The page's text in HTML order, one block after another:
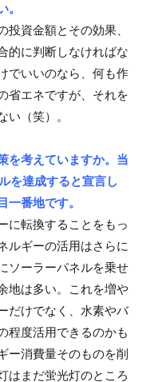
。
投資金額とその効果、
的に判断しなければな
でいいのなら、何も作
省エネですが、それを
い（笑）。
を考えていますか。当
を達成すると宣言し
一番地です。
に転換することをもっ
ルギーの活用はさらに
ソーラーパネルを乗せ
地は多い。これを増や
だけでなく、水素やバ
程度活用できるのかも
ー消費量そのものを削
はまだ蛍光灯のところ